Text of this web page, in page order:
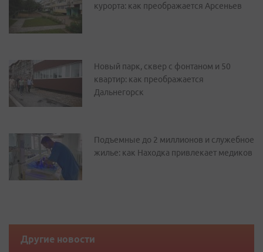
курорта: как преображается Арсеньев
Новый парк, сквер с фонтаном и 50
квартир: как преображается
Дальнегорск
Подъемные до 2 миллионов и служебное
жилье: как Находка привлекает медиков
Другие новости